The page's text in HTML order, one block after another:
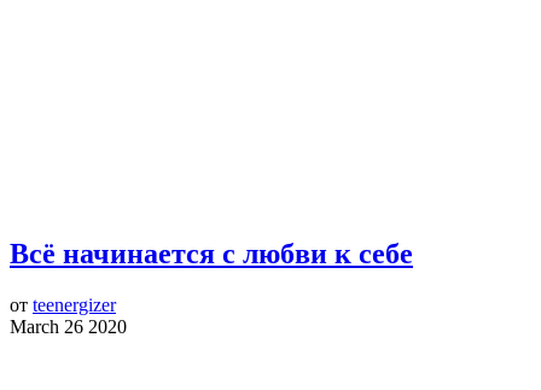
Всё начинается с любви к себе
от teenergizer
March 26 2020